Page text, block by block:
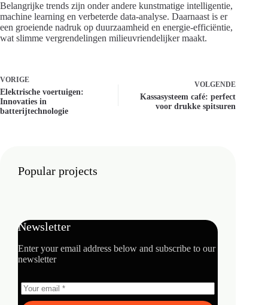
Belangrijke trends zijn onder andere kunstmatige intelligentie,
machine learning en verbeterde data-analyse. Daarnaast is er
een groeiende nadruk op duurzaamheid en energie-efficiëntie,
wat slimme vergrendelingen milieuvriendelijker maakt.
VORIGE
Elektrische voertuigen:
Innovaties in
batterijtechnologie
VOLGENDE
Kassasysteem café: perfect
voor drukke spitsuren
Popular projects
Newsletter
Enter your email address below and subscribe to our
newsletter